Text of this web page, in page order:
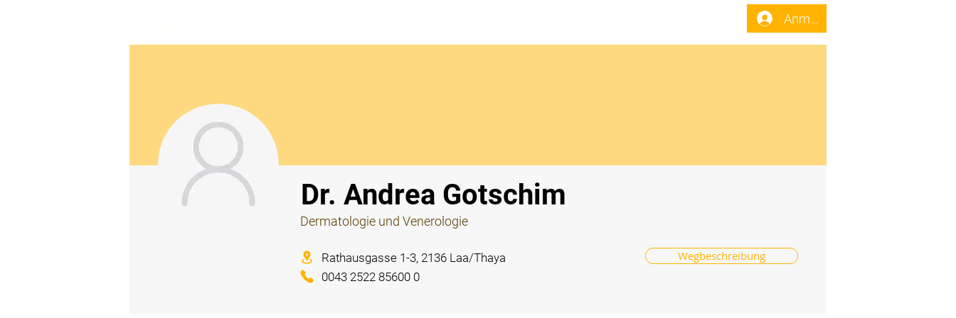
Anmelden
Dr. Andrea Gotschim
Dermatologie und Venerologie
Wegbeschreibung
Rathausgasse 1-3, 2136 Laa/Thaya
0043 2522 85600 0